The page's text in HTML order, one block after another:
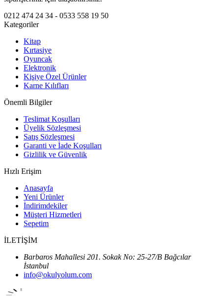
0212 474 24 34 - 0533 558 19 50
Kategoriler
Kitap
Kırtasiye
Oyuncak
Elektronik
Kişiye Özel Ürünler
Karne Kılıfları
Önemli Bilgiler
Teslimat Koşulları
Üyelik Sözleşmesi
Satış Sözleşmesi
Garanti ve İade Koşulları
Gizlilik ve Güvenlik
Hızlı Erişim
Anasayfa
Yeni Ürünler
İndirimdekiler
Müşteri Hizmetleri
Sepetim
İLETİŞİM
Barbaros Mahallesi 201. Sokak No: 25-27/B Bağcılar
İstanbul
info@okulyolum.com